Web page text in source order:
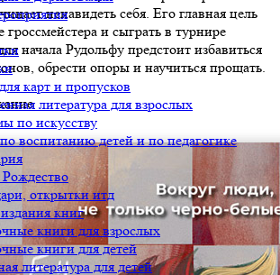
карт и пропусков
литература для взрослых
по искусству
воспитанию детей и по педагогике
открытки итд
книг
книги для взрослых
книги для детей
литература для детей
ненавидеть себя. Его главная цель
и сыграть в турнире
начала Рудольфу предстоит избавиться
обрести опоры и научиться прощать.